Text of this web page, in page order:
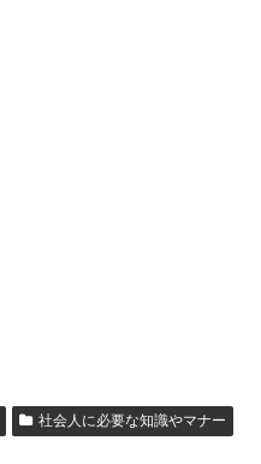
社会人に必要な知識やマナー